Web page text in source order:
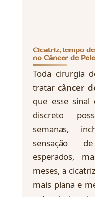
Cicatriz, tempo
no Câncer de
Toda cirurgia
tratarcâncer
que esse sinal
discreto
semanas,
sensação
esperados,
meses, a
mais plana e